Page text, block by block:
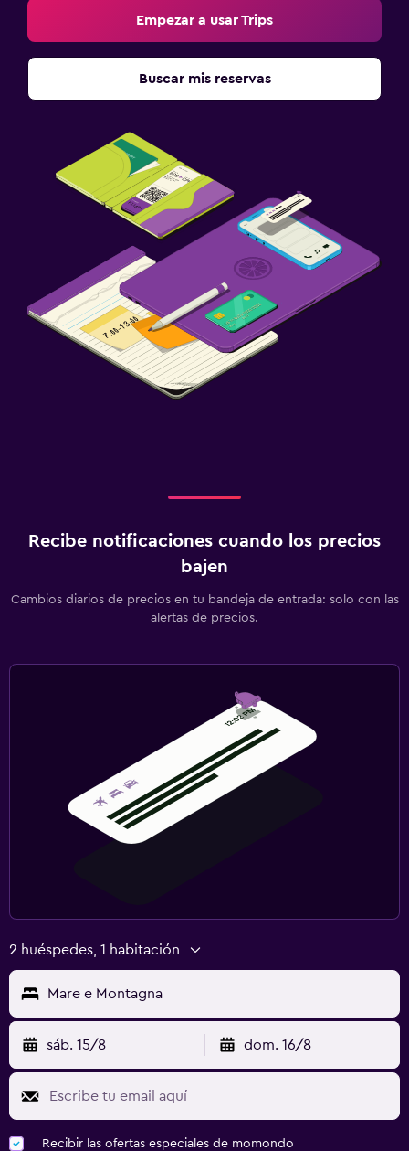
Empezar a usar Trips
Buscar mis reservas
Recibe notificaciones cuando los precios
bajen
Cambios diarios de precios en tu bandeja de entrada: solo con las
alertas de precios.
2 huéspedes, 1 habitación
Mare e Montagna
sáb. 15/8 dom. 16/8
Recibir las ofertas especiales de momondo